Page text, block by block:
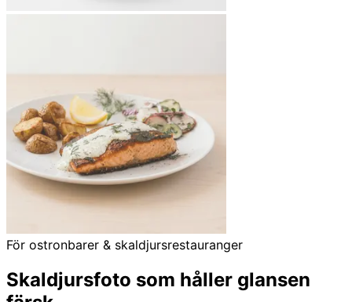
För ostronbarer & skaldjursrestauranger
Skaldjursfoto som håller glansen